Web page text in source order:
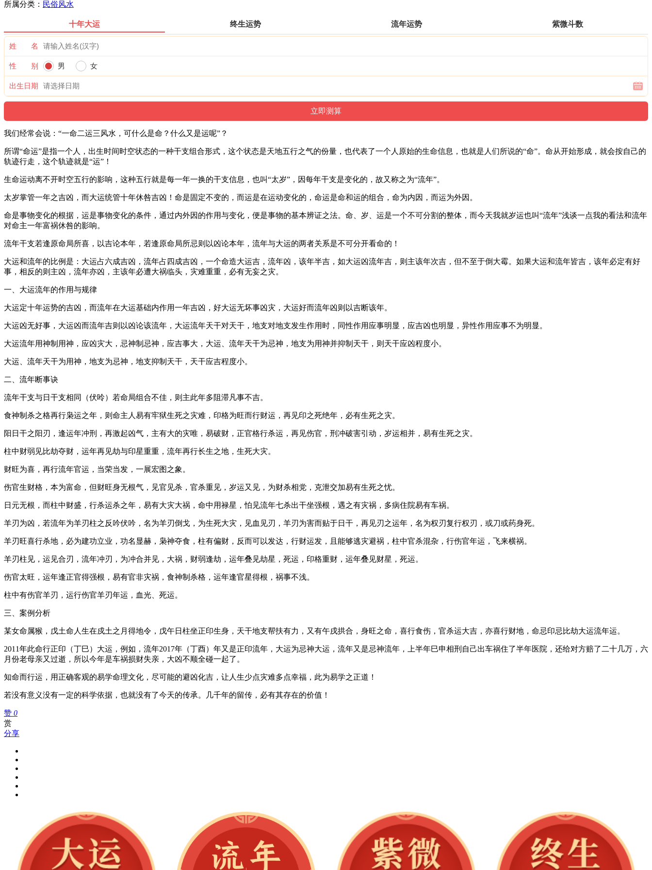
所属分类： 民俗风水
十年大运 终生运势 流年运势 紫微斗数
姓 名
性 别 男 女
出生日期
我们经常会说：“一命二运三风水，可什么是命？什么又是运呢”？
所谓“命运”是指一个人，出生时间时空状态的一种干支组合形式，这个状态是天地五行之气的份量，也代表了一个人原始的生命信息，也就是人们所说的“命”。命从开始形成，就会按自己的
轨迹行走，这个轨迹就是“运”！
生命运动离不开时空五行的影响，这种五行就是每一年一换的干支信息，也叫“太岁”，因每年干支是变化的，故又称之为“流年”。
太岁掌管一年之吉凶，而大运统管十年休咎吉凶！命是固定不变的，而运是在运动变化的，命运是命和运的组合，命为内因，而运为外因。
命是事物变化的根据，运是事物变化的条件，通过内外因的作用与变化，便是事物的基本辨证之法。命、岁、运是一个不可分割的整体，而今天我就岁运也叫“流年”浅谈一点我的看法和流年
对命主一年富祸休咎的影响。
流年干支若逢原命局所喜，以吉论本年，若逢原命局所忌则以凶论本年，流年与大运的两者关系是不可分开看命的！
大运和流年的比例是：大运占六成吉凶，流年占四成吉凶，一个命造大运吉，流年凶，该年半吉，如大运凶流年吉，则主该年次吉，但不至于倒大霉。如果大运和流年皆吉，该年必定有好
事，相反的则主凶，流年亦凶，主该年必遭大祸临头，灾难重重，必有无妄之灾。
一、大运流年的作用与规律
大运定十年运势的吉凶，而流年在大运基础内作用一年吉凶，好大运无坏事凶灾，大运好而流年凶则以吉断该年。
大运凶无好事，大运凶而流年吉则以凶论该流年，大运流年天干对天干，地支对地支发生作用时，同性作用应事明显，应吉凶也明显，异性作用应事不为明显。
大运流年用神制用神，应凶灾大，忌神制忌神，应吉事大，大运、流年天干为忌神，地支为用神并抑制天干，则天干应凶程度小。
大运、流年天干为用神，地支为忌神，地支抑制天干，天干应吉程度小。
二、流年断事诀
流年干支与日干支相同（伏呤）若命局组合不佳，则主此年多阻滞凡事不吉。
食神制杀之格再行枭运之年，则命主人易有牢狱生死之灾难，印格为旺而行财运，再见印之死绝年，必有生死之灾。
阳日干之阳刃，逢运年冲刑，再激起凶气，主有大的灾唯，易破财，正官格行杀运，再见伤官，刑冲破害引动，岁运相并，易有生死之灾。
柱中财弱见比劫夺财，运年再见劫与印星重重，流年再行长生之地，生死大灾。
财旺为喜，再行流年官运，当荣当发，一展宏图之象。
伤官生财格，本为富命，但财旺身无根气，见官见杀，官杀重见，岁运又见，为财杀相党，克泄交加易有生死之忧。
日元无根，而柱中财盛，行杀运杀之年，易有大灾大祸，命中用禄星，怕见流年七杀出干坐强根，遇之有灾祸，多病住院易有车祸。
羊刃为凶，若流年为羊刃柱之反吟伏吟，名为羊刃倒戈，为生死大灾，见血见刃，羊刃为害而贴于日干，再见刃之运年，名为权刃复行权刃，或刀或药身死。
羊刃旺喜行杀地，必为建功立业，功名显赫，枭神夺食，柱有偏财，反而可以发达，行财运发，且能够逃灾避祸，柱中官杀混杂，行伤官年运，飞来横祸。
羊刃柱见，运见合刃，流年冲刃，为冲合并见，大祸，财弱逢劫，运年叠见劫星，死运，印格重财，运年叠见财星，死运。
伤官太旺，运年逢正官得强根，易有官非灾祸，食神制杀格，运年逢官星得根，祸事不浅。
柱中有伤官羊刃，运行伤官羊刃年运，血光、死运。
三、案例分析
某女命属猴，戊土命人生在戍土之月得地令，戊午日柱坐正印生身，天干地支帮扶有力，又有午戌拱合，身旺之命，喜行食伤，官杀运大吉，亦喜行财地，命忌印忌比劫大运流年运。
2011年此命行正印（丁巳）大运，例如，流年2017年（丁酉）年又是正印流年，大运为忌神大运，流年又是忌神流年，上半年巳申相刑自己出车祸住了半年医院，还给对方赔了二十几万，六
月份老母亲又过逝，所以今年是车祸损财失亲，大凶不顺全碰一起了。
知命而行运，用正确客观的易学命理文化，尽可能的避凶化吉，让人生少点灾难多点幸福，此为易学之正道！
若没有意义没有一定的科学依据，也就没有了今天的传承。几千年的留传，必有其存在的价值！
赞 0
赏
分享